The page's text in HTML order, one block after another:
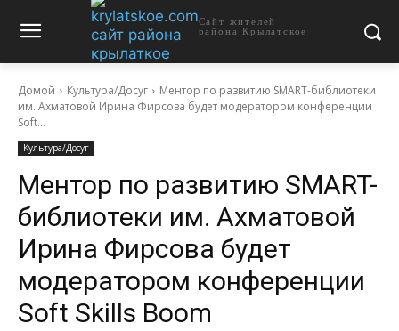
Сайт жителей
района Крылатское
Домой Культура/Досуг
Ментор по развитию SMART-библиотеки
им. Ахматовой Ирина Фирсова будет модератором конференции
Soft...
Культура/Досуг
Ментор по развитию SMART-
библиотеки им. Ахматовой
Ирина Фирсова будет
модератором конференции
Soft Skills Boom